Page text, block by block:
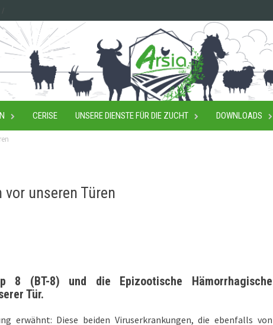
CERISE UNSERE DIENSTE FÜR DIE ZUCHT DOWNLOADS
vor unseren Türen
8 (BT-8) und die Epizootische Hämorrhagische
Tür.
erwähnt: Diese beiden Viruserkrankungen, die ebenfalls von